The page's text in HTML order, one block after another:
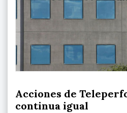
Acciones de
continua igual